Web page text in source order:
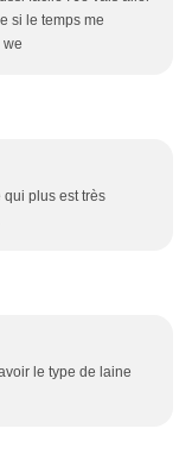
si le temps me
we
qui plus est très
le type de laine